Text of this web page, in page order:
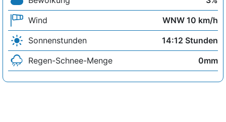
Wind
WNW 10 km/h
Sonnenstunden
14:12 Stunden
Regen-Schnee-Menge
0mm